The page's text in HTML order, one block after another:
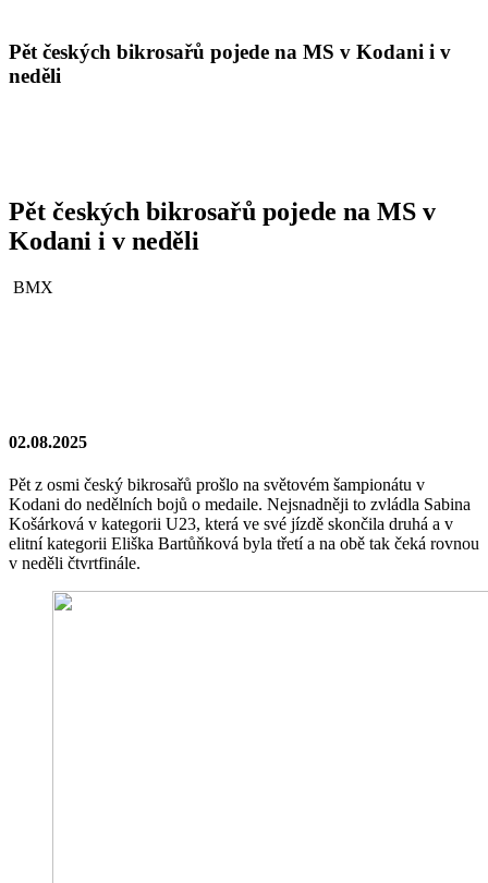
Pět českých bikrosařů pojede na MS v Kodani i v
neděli
Pět českých bikrosařů pojede na MS v
Kodani i v neděli
BMX
02.08.2025
Pět z osmi český bikrosařů prošlo na světovém šampionátu v
Kodani do nedělních bojů o medaile. Nejsnadněji to zvládla Sabina
Košárková v kategorii U23, která ve své jízdě skončila druhá a v
elitní kategorii Eliška Bartůňková byla třetí a na obě tak čeká rovnou
v neděli čtvrtfinále.